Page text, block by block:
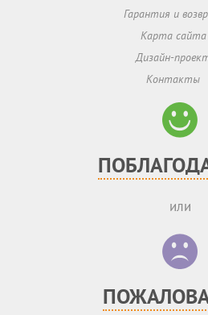
Гарантия и
Карта сайта
Дизайн-
Контакты
или